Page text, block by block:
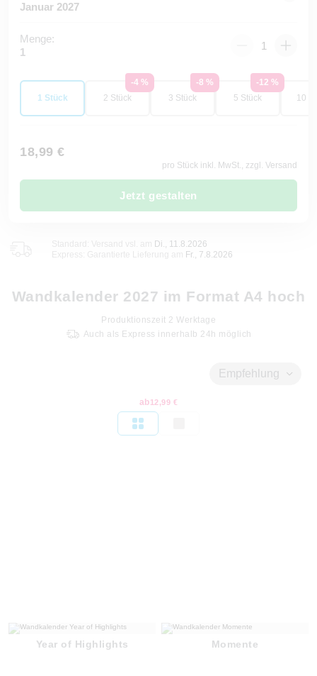
Januar 2027
Menge:
1
1 Stück
-4 %
2 Stück
-8 %
3 Stück
-12 %
5 Stück
10
18,99 €
pro Stück inkl. MwSt., zzgl. Versand
Jetzt gestalten
Di., 11.8.2026
Express: Garantierte Lieferung am
Fr., 7.8.2026
Wandkalender 2027 im Format A4 hoch
Produktionszeit 2 Werktage
Auch als Express innerhalb 24h möglich
Empfehlung
ab12,99 €
Year of Highlights Momente